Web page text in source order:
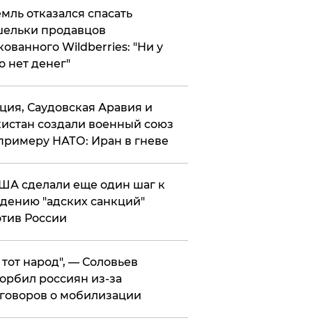
отказался спасать
продавцов
Wildberries: "Ни у
нет денег"
Саудовская Аравия и
создали военный союз
НАТО: Иран в гневе
сделали еще один шаг к
"адских санкций"
России
народ", — Соловьев
россиян из-за
о мобилизации